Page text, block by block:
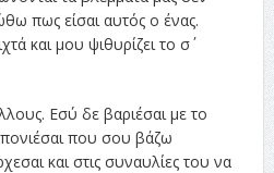
πως είσαι αυτός ο ένας.
και μου ψιθυρίζει το σ΄
Εσύ δε βαριέσαι με το
που σου βάζω
και στις συναυλίες του να